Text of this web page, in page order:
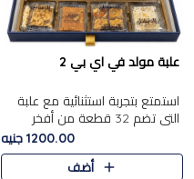
علبة مولد في اي بي 2
استمتع بتجربة استثنائية مع علبة
التي تضم 32 قطعة من أفخر
حلويات المولد الشرقية، في تشكيلة
تجمع بين الأصالة والاختيارات
الفاخرة. تحتوي العلبة..
1200.00 جنيه
أضف